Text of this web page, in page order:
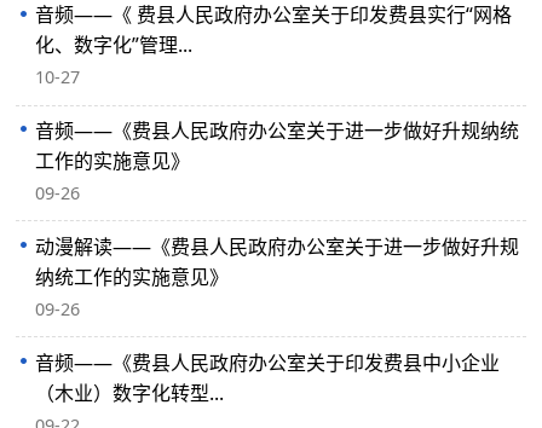
音频——《 费县人民政府办公室关于印发费县实行“网格
化、数字化”管理...
10-27
音频——《费县人民政府办公室关于进一步做好升规纳统
工作的实施意见》
09-26
动漫解读——《费县人民政府办公室关于进一步做好升规
纳统工作的实施意见》
09-26
音频——《费县人民政府办公室关于印发费县中小企业
（木业）数字化转型...